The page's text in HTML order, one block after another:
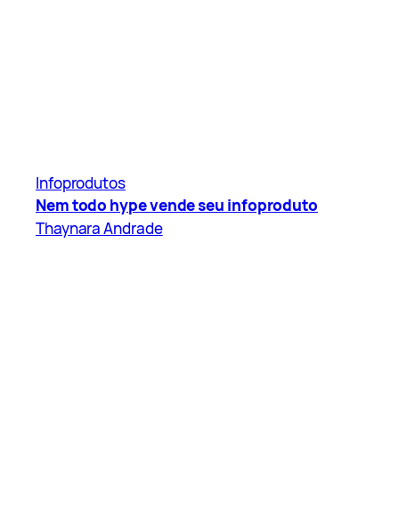
Infoprodutos
Nem todo hype vende seu infoproduto
Thaynara Andrade